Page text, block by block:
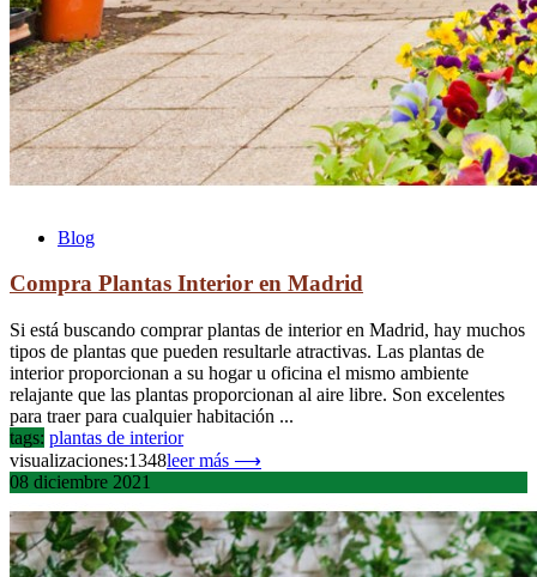
Blog
Compra Plantas Interior en Madrid
Si está buscando comprar plantas de interior en Madrid, hay muchos
tipos de plantas que pueden resultarle atractivas. Las plantas de
interior proporcionan a su hogar u oficina el mismo ambiente
relajante que las plantas proporcionan al aire libre. Son excelentes
para traer para cualquier habitación ...
tags: plantas de interior
visualizaciones:1348leer más ⟶
08 diciembre 2021